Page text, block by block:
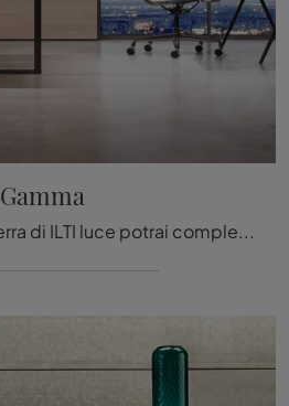
Gamma
Con le lampade da terra di ILTI luce potrai completare i tuoi locali: clicca e scopri Gamma!